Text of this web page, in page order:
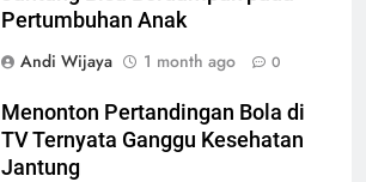
Pertumbuhan Anak
Andi Wijaya
1 month ago 0
Menonton Pertandingan Bola di
TV Ternyata Ganggu Kesehatan
Jantung